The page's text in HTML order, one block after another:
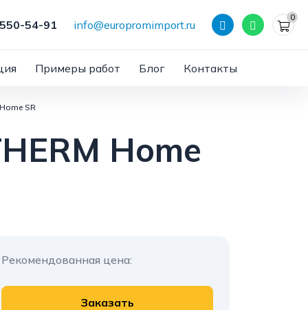
54-91 info@europromimport.ru
0
Примеры работ Блог Контакты
SR
Home
Рекомендованная цена:
Заказать